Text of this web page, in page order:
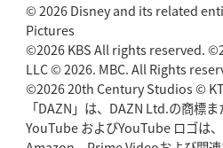
© 2026 Disney and its related
Pictures
©2026 KBS All rights reserved.
LLC © 2026. MBC. All Rights
©2026 20th Century Studios ©
「DAZN」は、DAZN Ltd.の商標ま
YouTube およびYouTube ロゴは